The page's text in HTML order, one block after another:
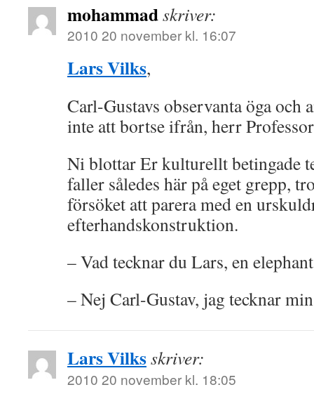
mohammadskriver:
2010 20 november kl. 16:07
Lars Vilks,
Carl-Gustavs observanta öga och
inte att bortse ifrån, herr
Ni blottar Er kulturellt betingade
faller således här på eget grepp,
försöket att parera med en
efterhandskonstruktion.
– Vad tecknar du Lars, en
– Nej Carl-Gustav, jag tecknar
Lars Vilksskriver:
2010 20 november kl. 18:05